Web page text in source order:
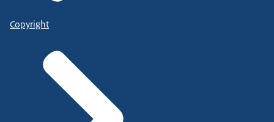
Copyright